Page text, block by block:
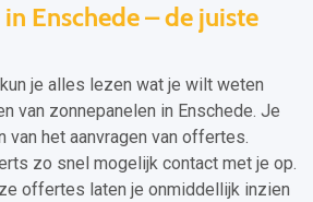
Enschede – de juiste
je alles lezen wat je wilt weten
van zonnepanelen in Enschede. Je
van het aanvragen van offertes.
zo snel mogelijk contact met je op.
offertes laten je onmiddellijk inzien